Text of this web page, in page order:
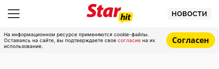
НОВОСТИ
На информационном ресурсе применяются cookie-файлы.
Оставаясь на сайте, вы подтверждаете свое согласие на их
использование.
Согласен